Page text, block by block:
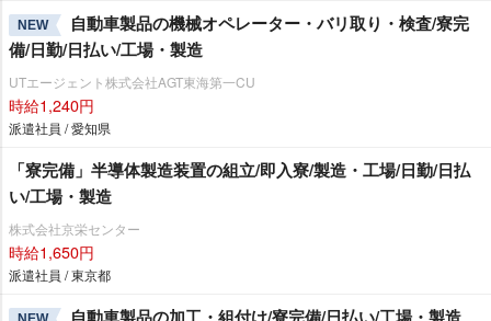
NEW
自動車製品の機械オペレーター・バリ取り・検査/寮完
備/日勤/日払い/工場・製造
UTエージェント株式会社AGT東海第一CU
時給1,240円
派遣社員 / 愛知県
「寮完備」半導体製造装置の組立/即入寮/製造・工場/日勤/日払
い/工場・製造
株式会社京栄センター
時給1,650円
派遣社員 / 東京都